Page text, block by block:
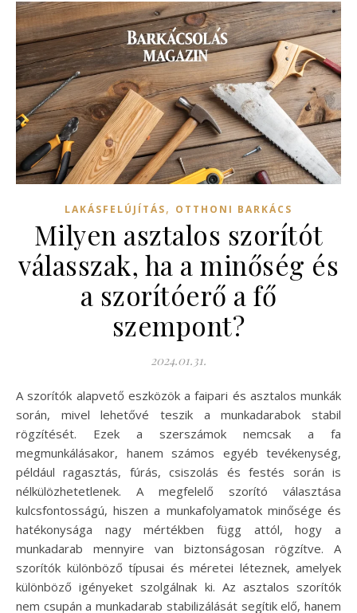
LAKÁSFELÚJÍTÁS, OTTHONI BARKÁCS
Milyen asztalos szorítót
válasszak, ha a minőség és
a szorítóerő a fő
szempont?
2024.01.31.
A szorítók alapvető eszközök a faipari és asztalos munkák
során, mivel lehetővé teszik a munkadarabok stabil
rögzítését. Ezek a szerszámok nemcsak a fa
megmunkálásakor, hanem számos egyéb tevékenység,
például ragasztás, fúrás, csiszolás és festés során is
nélkülözhetetlenek. A megfelelő szorító választása
kulcsfontosságú, hiszen a munkafolyamatok minősége és
hatékonysága nagy mértékben függ attól, hogy a
munkadarab mennyire van biztonságosan rögzítve. A
szorítók különböző típusai és méretei léteznek, amelyek
különböző igényeket szolgálnak ki. Az asztalos szorítók
nem csupán a munkadarab stabilizálását segítik elő, hanem